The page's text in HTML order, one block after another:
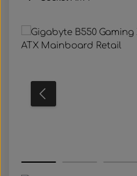
Bildergalerie überspringen